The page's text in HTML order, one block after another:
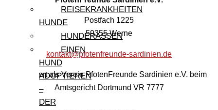
REISEKRANKHEITEN
HUNDE
HUNDERASSEN
EINEN
HUND
ADOPTIEREN
–
DER
Postfach 1225
59355 Werne
kontakt@pfotenfreunde-sardinien.de
Registriert als Verein PfotenFreunde Sardinien e.V. beim
Amtsgericht Dortmund VR 7777